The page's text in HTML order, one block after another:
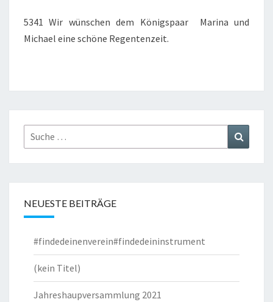
5341 Wir wünschen dem Königspaar Marina und
Michael eine schöne Regentenzeit.
Suche
nach:
NEUESTE BEITRÄGE
#findedeinenverein#findedeininstrument
(kein Titel)
Jahreshaupversammlung 2021